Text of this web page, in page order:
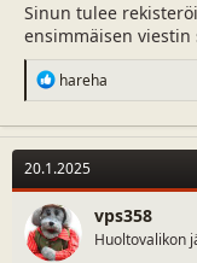
Sinun tulee
ensimmäisen viestin
R
e
c
t
i
o
n
s
:
hareha
20.1.2025
vps358
Huoltovalikon